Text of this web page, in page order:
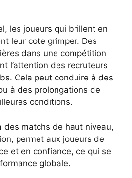
les joueurs qui brillent en
leur cote grimper. Des
dans une compétition
l’attention des recruteurs
Cela peut conduire à des
à des prolongations de
conditions.
des matchs de haut niveau,
permet aux joueurs de
et en confiance, ce qui se
globale.